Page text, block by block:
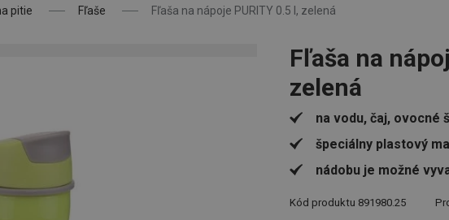
pitie Fľaše Fľaša na nápoje PURITY 0.5 l, zelená
Fľaša na
zelená
na vodu, čaj, ovocné
špeciálny plastový
nádobu je možné
Kód produktu 891980.25